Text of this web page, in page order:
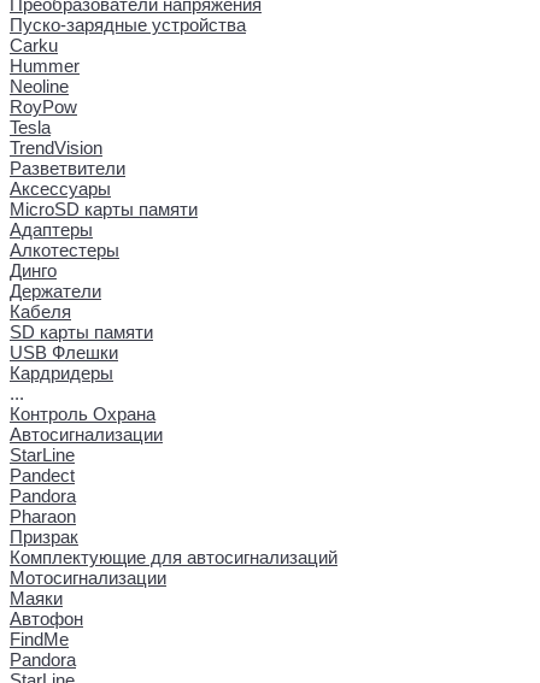
Пуско-зарядные устройства
Carku
Hummer
Neoline
RoyPow
Tesla
TrendVision
Разветвители
Аксессуары
MicroSD карты памяти
Адаптеры
Алкотестеры
Динго
Держатели
Кабеля
SD карты памяти
USB Флешки
Кардридеры
...
Контроль Охрана
Автосигнализации
StarLine
Pandect
Pandora
Pharaon
Призрак
Комплектующие для автосигнализаций
Мотосигнализации
Маяки
Автофон
FindMe
Pandora